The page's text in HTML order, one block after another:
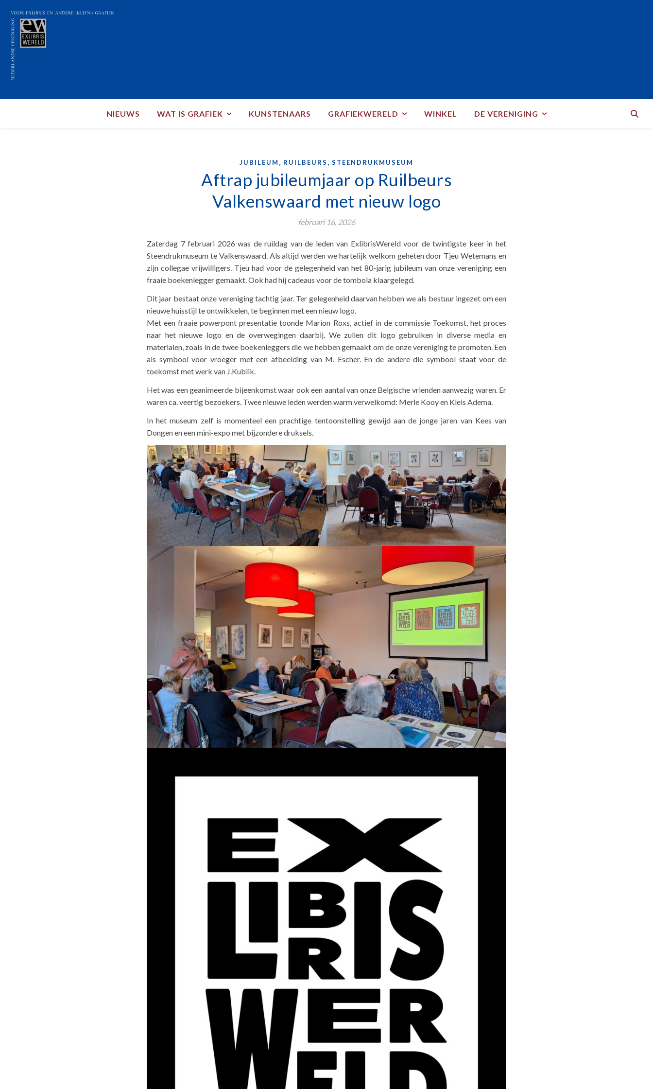
NIEUWS WAT IS GRAFIEK KUNSTENAARS GRAFIEKWERELD WINKEL DE VERENIGING
JUBILEUM RUILBEURS STEENDRUKMUSEUM
Aftrap jubileumjaar op Ruilbeurs
Valkenswaard met nieuw logo
februari 16, 2026
Zaterdag 7 februari 2026 was de ruildag van de leden van ExlibrisWereld voor de twintigste keer in het
Steendrukmuseum te Valkenswaard. Als altijd werden we hartelijk welkom geheten door Tjeu Wetemans en
zijn collegae vrijwilligers. Tjeu had voor de gelegenheid van het 80-jarig jubileum van onze vereniging een
fraaie boekenlegger gemaakt. Ook had hij cadeaus voor de tombola klaargelegd.
Dit jaar bestaat onze vereniging tachtig jaar. Ter gelegenheid daarvan hebben we als bestuur ingezet om een
nieuwe huisstijl te ontwikkelen, te beginnen met een nieuw logo.
Met een fraaie powerpont presentatie toonde Marion Roxs, actief in de commissie Toekomst, het proces
naar het nieuwe logo en de overwegingen daarbij. We zullen dit logo gebruiken in diverse media en
materialen, zoals in de twee boekenleggers die we hebben gemaakt om de onze vereniging te promoten. Een
als symbool voor vroeger met een afbeelding van M. Escher. En de andere die symbool staat voor de
toekomst met werk van J.Kublik.
Het was een geanimeerde bijeenkomst waar ook een aantal van onze Belgische vrienden aanwezig waren. Er
waren ca. veertig bezoekers. Twee nieuwe leden werden warm verwelkomd: Merle Kooy en Kleis Adema.
In het museum zelf is momenteel een prachtige tentoonstelling gewijd aan de jonge jaren van Kees van
Dongen en een mini-expo met bijzondere druksels.